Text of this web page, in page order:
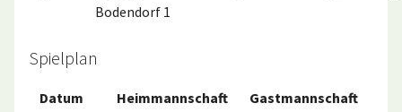
Bodendorf 1
Spielplan
Datum Heimmannschaft Gastmannschaft